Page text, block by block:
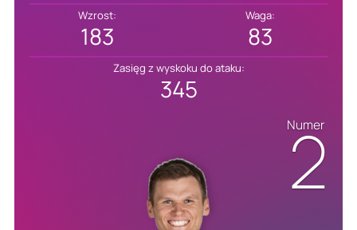
Wzrost:
183
Waga:
83
Zasięg z wyskoku do ataku:
345
Numer
2